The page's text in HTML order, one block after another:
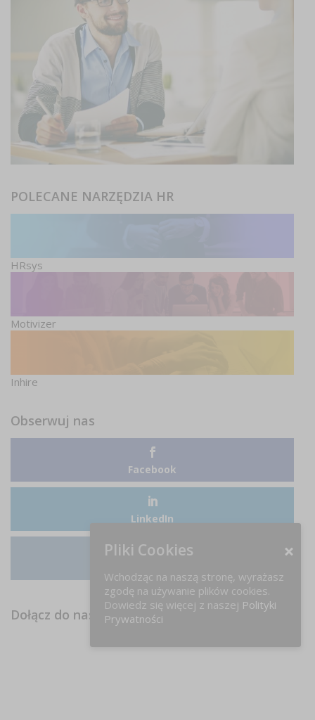
POLECANE NARZĘDZIA HR
HRsys
Motivizer
Inhire
Obserwuj nas
Facebook
LinkedIn
Dołącz do nas na FB!
Pliki Cookies
Wchodząc na naszą stronę, wyrażasz
zgodę na używanie plików cookies.
Dowiedz się więcej z naszej Polityki
Prywatności